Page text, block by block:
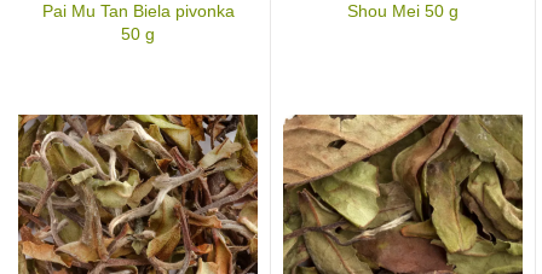
Pai Mu Tan Biela pivonka
50 g
Shou Mei 50 g